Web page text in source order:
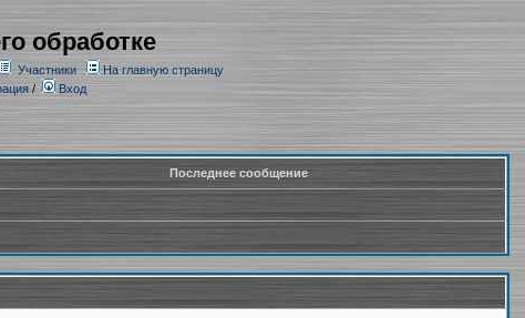
обработке
Участники
На главную страницу
/ Вход
Последнее сообщение